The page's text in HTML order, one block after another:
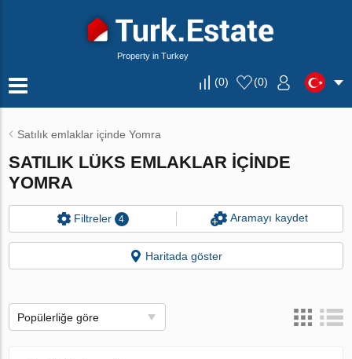
Property in Turkey
(0) (0)
Satılık emlaklar içinde Yomra
SATILIK LÜKS EMLAKLAR IÇINDE
YOMRA
Filtreler 4 Aramayı kaydet
Haritada göster
Popülerliğe göre